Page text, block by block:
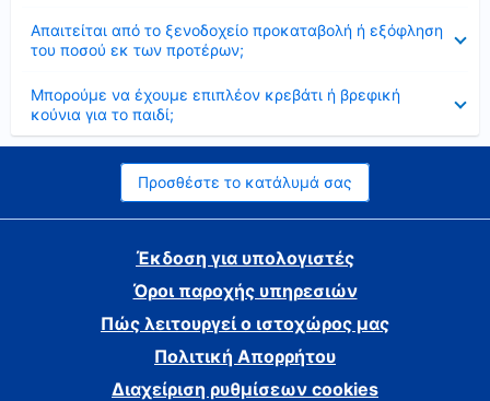
Απαιτείται από το ξενοδοχείο προκαταβολή ή εξόφληση
του ποσού εκ των προτέρων;
Μπορούμε να έχουμε επιπλέον κρεβάτι ή βρεφική
κούνια για το παιδί;
Προσθέστε το κατάλυμά σας
Έκδοση για υπολογιστές
Όροι παροχής υπηρεσιών
Πώς λειτουργεί ο ιστοχώρος μας
Πολιτική Απορρήτου
Διαχείριση ρυθμίσεων cookies